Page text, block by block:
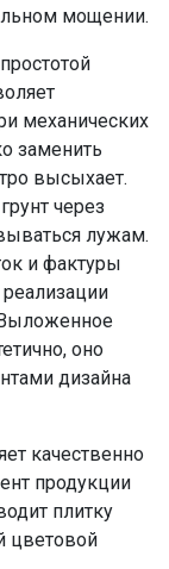
мощении.
механических
заменить
высыхает.
через
лужам.
и фактуры
оно
дизайна
качественно
продукции
плитку
цветовой